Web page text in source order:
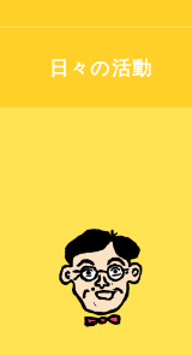
日々の活動